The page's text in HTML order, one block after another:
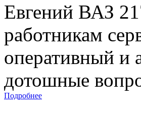
Евгений ВАЗ
работникам
оперативный и
дотошные
Подробнее